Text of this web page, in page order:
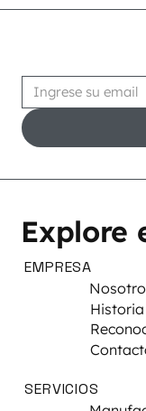
Explore
EMPRESA
Historia
SERVICIOS